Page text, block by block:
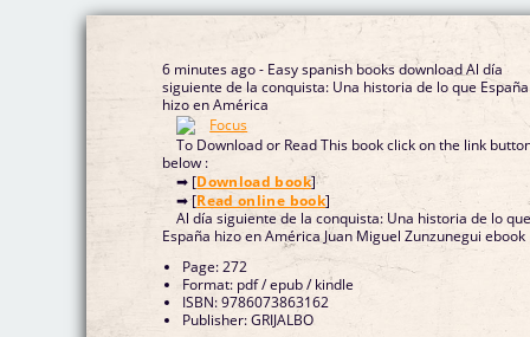
6 minutes ago - Easy spanish books download Al día
siguiente de la conquista: Una historia de lo que España
hizo en América
To Download or Read This book click on the link
below :
➡ [Download book]
➡ [Read online book]
Al día siguiente de la conquista: Una historia de lo
España hizo en América Juan Miguel Zunzunegui ebook
Page: 272
Format: pdf / epub / kindle
ISBN: 9786073863162
Publisher: GRIJALBO